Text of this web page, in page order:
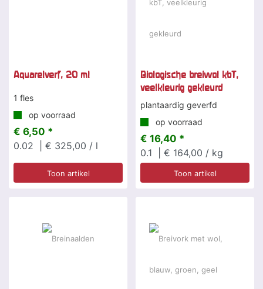
Aquarelverf, 20 ml
1 fles
op voorraad
€ 6,50 *
0.02
| € 325,00 / l
Toon artikel
Biologische breiwol kbT,
veelkleurig gekleurd
plantaardig geverfd
op voorraad
€ 16,40 *
0.1
| € 164,00 / kg
Toon artikel